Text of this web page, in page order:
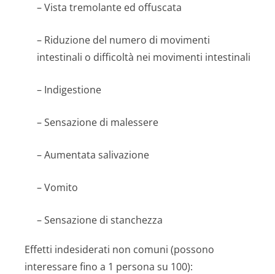
– Vista tremolante ed offuscata
– Riduzione del numero di movimenti
intestinali o difficoltà nei movimenti intestinali
– Indigestione
– Sensazione di malessere
– Aumentata salivazione
– Vomito
– Sensazione di stanchezza
Effetti indesiderati non comuni (possono
interessare fino a 1 persona su 100):